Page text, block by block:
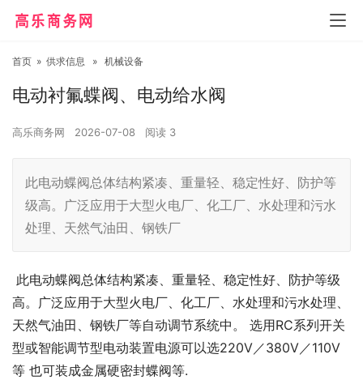
首页 » 供求信息 » 机械设备
电动衬氟蝶阀、电动给水阀
高乐商务网 2026-07-08 阅读 3
此电动蝶阀总体结构紧凑、重量轻、稳定性好、防护等
级高。广泛应用于大型火电厂、化工厂、水处理和污水
处理、天然气油田、钢铁厂
此电动蝶阀总体结构紧凑、重量轻、稳定性好、防护等级
高。广泛应用于大型火电厂、化工厂、水处理和污水处理、
天然气油田、钢铁厂等自动调节系统中。 选用RC系列开关
型或智能调节型电动装置电源可以选220V／380V／110V
等 也可装成金属硬密封蝶阀等.